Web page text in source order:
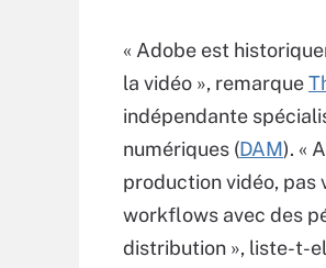
« Adobe est
la vidéo », remarque
indépendante
numériques (DAM). «
production vidéo, pas
workflows avec des
distribution », liste-t-